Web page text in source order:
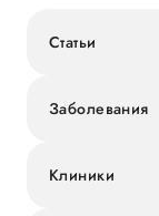
Статьи
Заболевания
Клиники